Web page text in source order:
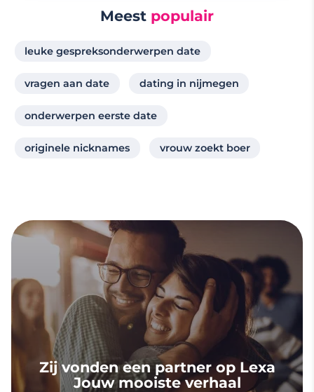
Meest populair
leuke gespreksonderwerpen date
vragen aan date dating in nijmegen
onderwerpen eerste date
originele nicknames vrouw zoekt boer
Zij vonden een partner op Lexa
Jouw mooiste verhaal